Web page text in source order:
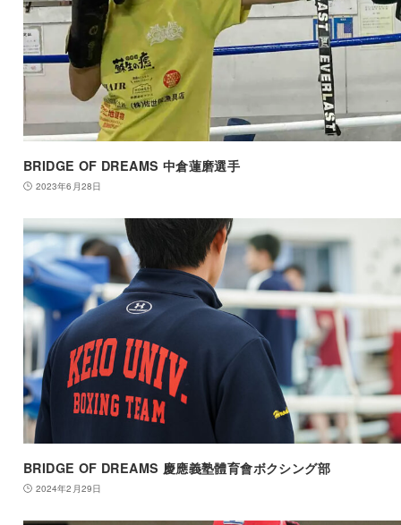
BRIDGE OF DREAMS 中倉蓮磨選手
2023年6月28日
BRIDGE OF DREAMS 慶應義塾體育會ボクシング部
2024年2月29日